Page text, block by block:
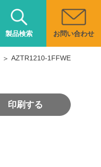
製品検索 お問い合わせ
AZTR1210-1FFWE
印刷する